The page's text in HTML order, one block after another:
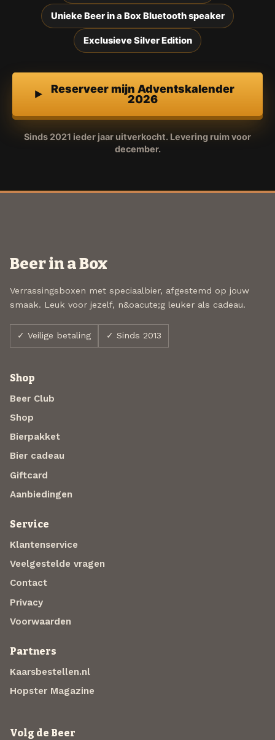
Unieke Beer in a Box Bluetooth speaker
Exclusieve Silver Edition
Reserveer mijn Adventskalender
2026
Sinds 2021 ieder jaar uitverkocht. Levering ruim voor
december.
Beer in a Box
Verrassingsboxen met speciaalbier, afgestemd op jouw
smaak. Leuk voor jezelf, n&oacute;g leuker als cadeau.
✓ Veilige betaling ✓ Sinds 2013
Shop
Beer Club
Shop
Bierpakket
Bier cadeau
Giftcard
Aanbiedingen
Service
Klantenservice
Veelgestelde vragen
Contact
Privacy
Voorwaarden
Partners
Kaarsbestellen.nl
Hopster Magazine
Volg de Beer